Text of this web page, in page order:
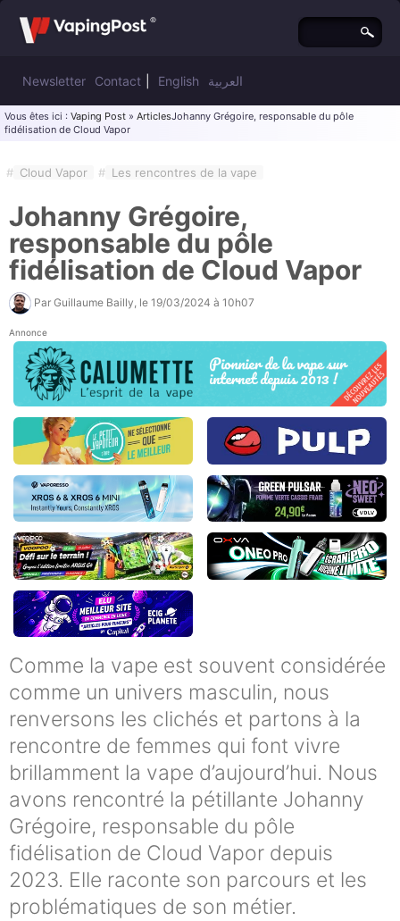
Newsletter Contact English العربية
Vous êtes ici : Vaping Post » ArticlesJohanny Grégoire, responsable du pôle
fidélisation de Cloud Vapor
# Cloud Vapor # Les rencontres de la vape
Johanny Grégoire,
responsable du pôle
fidélisation de Cloud Vapor
Par Guillaume Bailly , le 19/03/2024 à 10h07
Annonce
Comme la vape est souvent considérée
comme un univers masculin, nous
renversons les clichés et partons à la
rencontre de femmes qui font vivre
brillamment la vape d’aujourd’hui. Nous
avons rencontré la pétillante Johanny
Grégoire, responsable du pôle
fidélisation de Cloud Vapor depuis
2023. Elle raconte son parcours et les
problématiques de son métier.